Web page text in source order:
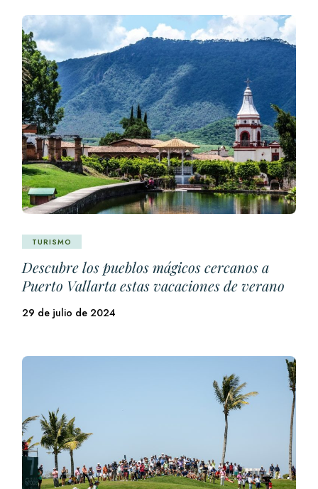
TURISMO
Descubre los pueblos mágicos cercanos a
Puerto Vallarta estas vacaciones de verano
29 de julio de 2024